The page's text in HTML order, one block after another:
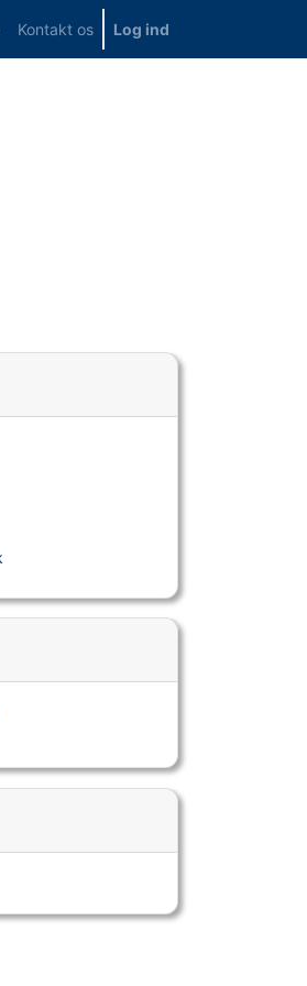
Kontakt os Log ind